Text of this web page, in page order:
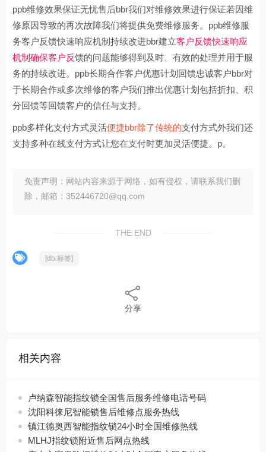
ppb维修效果保证无忧售后bbr我们对维修效果进行保证若因维
修原因导致的再次故障我们将提供免费维修服务。ppb维修服
务客户反馈快速响应机制持续改进bbr建立客户反馈快速响应
机制确保客户反馈的问题能够得到及时、有效的处理并用于服
务的持续改进。ppb长期合作客户优惠计划回馈忠诚客户bbr对
于长期合作或多次维修的客户我们推出优惠计划包括折扣、积
分回馈等回馈客户的信任与支持。
ppb多样化支付方式灵活便捷bbr除了传统的支付方式外我们还
支持多种在线支付方式让您在支付时更加灵活便捷。p。
免责声明：网站内容来源于网络，如有侵权，请联系我们删
除，邮箱：352446720@qq.com
THE END
[db:标签]
分享
相关内容
卢纳森智能指纹锁全国售后服务维修电话号码
沈阳科徕尼智能锁售后维修点服务热线
镇江德奥西智能指纹锁24小时全国维修热线
MLHJ指纹锁附近售后网点热线